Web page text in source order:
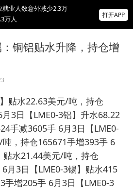
业人数意外减少2.3万
万人
金突破4350
籍五环内社保满1年即可
最高贷款额度
器
打开APP
铜铝贴水升降，持仓增
贴水22.63美元/吨，持仓
3日【LME0-3铝】升水68.22
手减3605手 6月3日【LME0-
，持仓165671手增393手 6
贴水21.44美元/吨，持仓
月3日【LME0-3锡】贴水415
手增205手 6月3日【LME0-3